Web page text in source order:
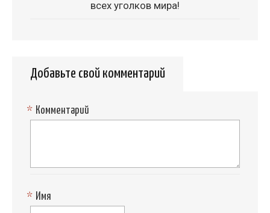
всех уголков мира!
Добавьте свой комментарий
Комментарий
*
Имя
*